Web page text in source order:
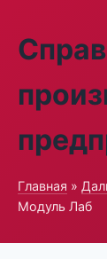
Главная »
Модуль Лаб